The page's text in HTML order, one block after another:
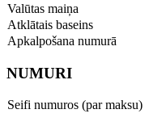
Valūtas maiņa
Atklātais baseins
Apkalpošana numurā
NUMURI
Seifi numuros (par maksu)